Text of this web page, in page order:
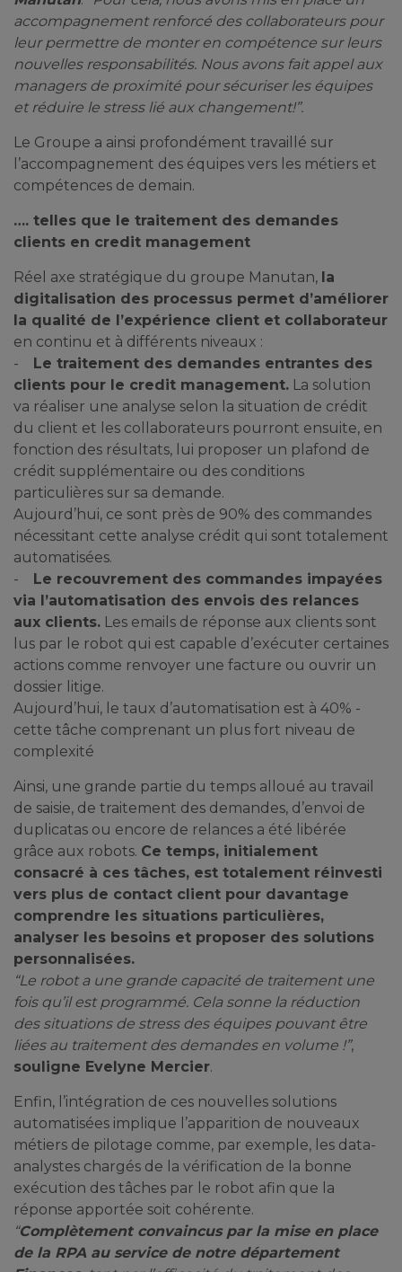
accompagnement renforcé des collaborateurs pour
leur permettre de monter en compétence sur leurs
nouvelles responsabilités. Nous avons fait appel aux
managers de proximité pour sécuriser les équipes
et réduire le stress lié aux changement!”.
Le Groupe a ainsi profondément travaillé sur
l’accompagnement des équipes vers les métiers et
compétences de demain.
…. telles que le traitement des demandes
clients en credit management
Réel axe stratégique du groupe Manutan, la
digitalisation des processus permet d’améliorer
la qualité de l’expérience client et collaborateur
en continu et à différents niveaux :
- Le traitement des demandes entrantes des
clients pour le credit management. La solution
va réaliser une analyse selon la situation de crédit
du client et les collaborateurs pourront ensuite, en
fonction des résultats, lui proposer un plafond de
crédit supplémentaire ou des conditions
particulières sur sa demande.
Aujourd’hui, ce sont près de 90% des commandes
nécessitant cette analyse crédit qui sont totalement
automatisées.
- Le recouvrement des commandes impayées
via l’automatisation des envois des relances
aux clients. Les emails de réponse aux clients sont
lus par le robot qui est capable d’exécuter certaines
actions comme renvoyer une facture ou ouvrir un
dossier litige.
Aujourd’hui, le taux d’automatisation est à 40% -
cette tâche comprenant un plus fort niveau de
complexité
Ainsi, une grande partie du temps alloué au travail
de saisie, de traitement des demandes, d’envoi de
duplicatas ou encore de relances a été libérée
grâce aux robots. Ce temps, initialement
consacré à ces tâches, est totalement réinvesti
vers plus de contact client pour davantage
comprendre les situations particulières,
analyser les besoins et proposer des solutions
personnalisées.
“Le robot a une grande capacité de traitement une
fois qu’il est programmé. Cela sonne la réduction
des situations de stress des équipes pouvant être
liées au traitement des demandes en volume !”,
souligne Evelyne Mercier.
Enfin, l’intégration de ces nouvelles solutions
automatisées implique l’apparition de nouveaux
métiers de pilotage comme, par exemple, les data-
analystes chargés de la vérification de la bonne
exécution des tâches par le robot afin que la
réponse apportée soit cohérente.
“Complètement convaincus par la mise en place
de la RPA au service de notre département